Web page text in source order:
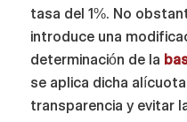
tasa del 1%. No
introduce una
determinación de la
se aplica dicha
transparencia y evitar